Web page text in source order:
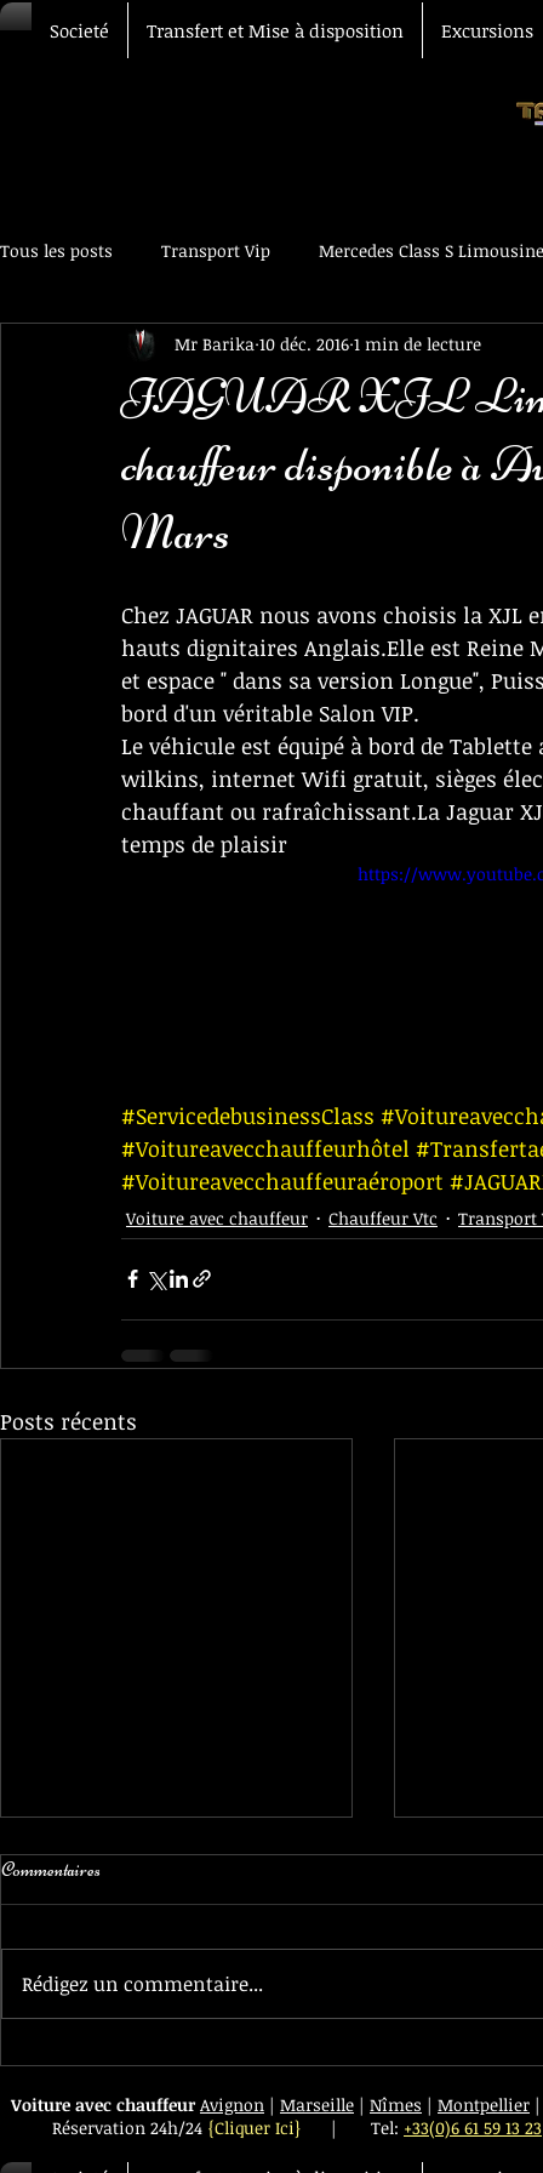
Societé Transfert et Mise à disposition Excursions
Tous les posts Transport Vip Mercedes Class S Limousine
Transfert Aéroport Chauffeur Vtc Voiture avec
JAGUAR XJL
chauffeur disponible à
Mars
Mr Barika 10 déc. 2016 1 min de lecture
Chez JAGUAR nous avons choisis la
hauts dignitaires Anglais.Elle est Reine
et espace " dans sa version Longue",
bord d'un véritable Salon VIP.
Le véhicule est équipé à bord de
wilkins, internet Wifi gratuit, sièges
chauffant ou rafraîchissant.La Jaguar
temps de plaisir
https://
#ServicedebusinessClass
#Voitureavecchauffeurhôtel
#Voitureavecchauffeuraéroport
Voiture avec chauffeur Chauffeur Vtc Transport
Posts récents
Commentaires
Rédigez un commentaire...
Voiture avec chauffeur Avignon | Marseille | Nîmes | Montpellier
Réservation 24h/24 {Cliquer Ici} | Tel: +33(0)6 61 59 13 23